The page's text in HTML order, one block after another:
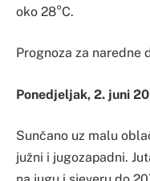
oko 28°C.
Prognoza za naredne
Ponedjeljak, 2. juni
Sunčano uz malu
južni i jugozapadni.